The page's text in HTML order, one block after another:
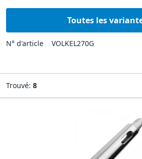
Toutes les
N° d'article VOLKEL270G
Trouvé: 8